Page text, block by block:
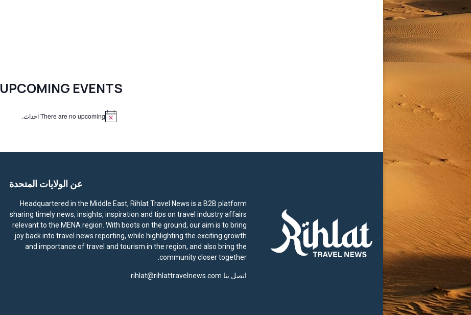
UPCOMING EVENTS
c
There are no upcoming احداث.
عن الولايات المتحدة
Headquartered in the Middle East, Rihlat Travel News is a B2B platform
sharing timely news, insights, inspiration and tips on travel industry affairs
relevant to the MENA region. With boots on the ground, our aim is to bring
joy back into travel news reporting, while highlighting the exciting growth
and importance of travel and tourism in the region, and also bring the
community closer together.
اتصل بنا rihlat@rihlattravelnews.com